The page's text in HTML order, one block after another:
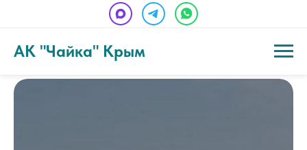
АК "Чайка" Крым